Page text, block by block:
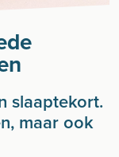
slaaptekort.
maar ook